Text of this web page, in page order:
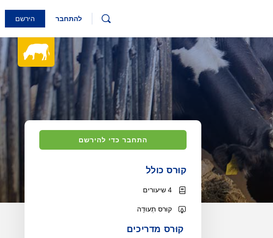
להתחבר הירשם
התחבר כדי להירשם
קוּרס כולל
4 שיעורים
קוּרס תְעוּדָה
קוּרס מדריכים